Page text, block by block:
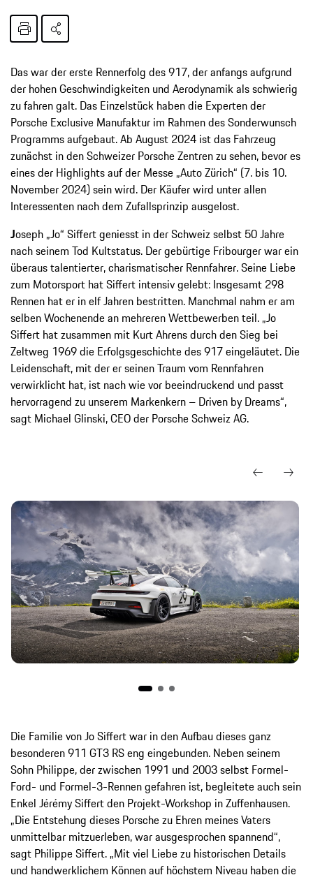
Das war der erste Rennerfolg des 917, der anfangs aufgrund
der hohen Geschwindigkeiten und Aerodynamik als schwierig
zu fahren galt. Das Einzelstück haben die Experten der
Porsche Exclusive Manufaktur im Rahmen des Sonderwunsch
Programms aufgebaut. Ab August 2024 ist das Fahrzeug
zunächst in den Schweizer Porsche Zentren zu sehen, bevor es
eines der Highlights auf der Messe „Auto Zürich“ (7. bis 10.
November 2024) sein wird. Der Käufer wird unter allen
Interessenten nach dem Zufallsprinzip ausgelost.
Joseph „Jo“ Siffert geniesst in der Schweiz selbst 50 Jahre
nach seinem Tod Kultstatus. Der gebürtige Fribourger war ein
überaus talentierter, charismatischer Rennfahrer. Seine Liebe
zum Motorsport hat Siffert intensiv gelebt: Insgesamt 298
Rennen hat er in elf Jahren bestritten. Manchmal nahm er am
selben Wochenende an mehreren Wettbewerben teil. „Jo
Siffert hat zusammen mit Kurt Ahrens durch den Sieg bei
Zeltweg 1969 die Erfolgsgeschichte des 917 eingeläutet. Die
Leidenschaft, mit der er seinen Traum vom Rennfahren
verwirklicht hat, ist nach wie vor beeindruckend und passt
hervorragend zu unserem Markenkern – Driven by Dreams“,
sagt Michael Glinski, CEO der Porsche Schweiz AG.
Die Familie von Jo Siffert war in den Aufbau dieses ganz
besonderen 911 GT3 RS eng eingebunden. Neben seinem
Sohn Philippe, der zwischen 1991 und 2003 selbst Formel-
Ford- und Formel-3-Rennen gefahren ist, begleitete auch sein
Enkel Jérémy Siffert den Projekt-Workshop in Zuffenhausen.
„Die Entstehung dieses Porsche zu Ehren meines Vaters
unmittelbar mitzuerleben, war ausgesprochen spannend“,
sagt Philippe Siffert. „Mit viel Liebe zu historischen Details
und handwerklichem Können auf höchstem Niveau haben die